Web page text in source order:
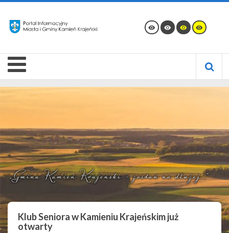
Klub Seniora w Kamieniu Krajeńskim już
otwarty